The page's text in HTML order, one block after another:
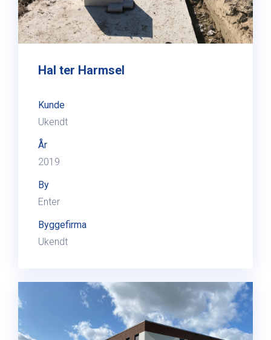
Hal ter Harmsel
Kunde
Ukendt
År
2019
By
Enter
Byggefirma
Ukendt